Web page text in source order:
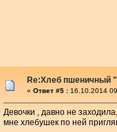
Re:Хлеб пшеничный
« Ответ #5 : 16.10.2014
Девочки , давно не
мне хлебушек по ней